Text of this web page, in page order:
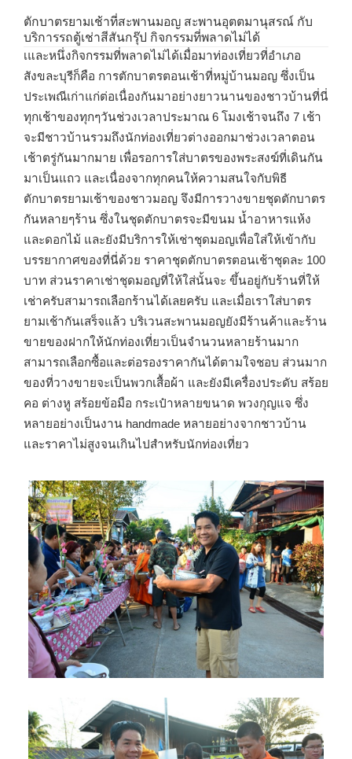
ตักบาตรยามเช้าที่สะพานมอญ สะพานอุตตมานุสรณ์ กับ
บริการรถตู้เช่าสีสันกรุ๊ป กิจกรรมที่พลาดไม่ได้
เและหนึ่งกิจกรรมที่พลาดไม่ได้เมื่อมาท่องเที่ยวที่อำเภอ
สังขละบุรีก็คือ การตักบาตรตอนเช้าที่หมู่บ้านมอญ ซึ่งเป็น
ประเพณีเก่าแก่ต่อเนื่องกันมาอย่างยาวนานของชาวบ้านที่นี่
ทุกเช้าของทุกๆวันช่วงเวลาประมาณ 6 โมงเช้าจนถึง 7 เช้า
จะมีชาวบ้านรวมถึงนักท่องเที่ยวต่างออกมาช่วงเวลาตอน
เช้าตรู่กันมากมาย เพื่อรอการใส่บาตรของพระสงฆ์ที่เดินกัน
มาเป็นแถว และเนื่องจากทุกคนให้ความสนใจกับพิธี
ตักบาตรยามเช้าของชาวมอญ จึงมีการวางขายชุดตักบาตร
กันหลายๆร้าน ซึ่งในชุดตักบาตรจะมีขนม น้ำอาหารแห้ง
และดอกไม้ และยังมีบริการให้เช่าชุดมอญเพื่อใส่ให้เข้ากับ
บรรยากาศของที่นี่ด้วย ราคาชุดตักบาตรตอนเช้าชุดละ 100
บาท ส่วนราคาเช่าชุดมอญที่ให้ใส่นั้นจะ ขึ้นอยู่กับร้านที่ให้
เช่าครับสามารถเลือกร้านได้เลยครับ และเมื่อเราใส่บาตร
ยามเช้ากันเสร็จแล้ว บริเวนสะพานมอญยังมีร้านค้าและร้าน
ขายของฝากให้นักท่องเที่ยวเป็นจำนวนหลายร้านมาก
สามารถเลือกซื้อและต่อรองราคากันได้ตามใจชอบ ส่วนมาก
ของที่วางขายจะเป็นพวกเสื้อผ้า และยังมีเครื่องประดับ สร้อย
คอ ต่างหู สร้อยข้อมือ กระเป๋าหลายขนาด พวงกุญแจ ซึ่ง
หลายอย่างเป็นงาน handmade หลายอย่างจากชาวบ้าน
และราคาไม่สูงจนเกินไปสำหรับนักท่องเที่ยว